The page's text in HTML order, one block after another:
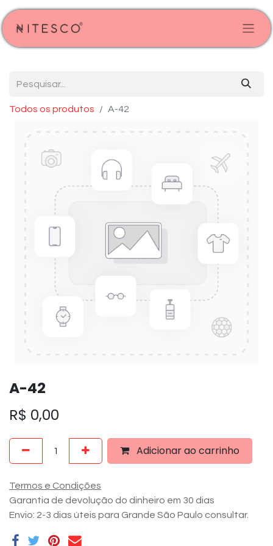
Todos os produtos A-42
A-42
R$ 0,00
Adicionar ao carrinho
Termos e Condições
Garantia de devolução do dinheiro em 30 dias
Envio: 2-3 dias úteis para Grande São Paulo consultar.